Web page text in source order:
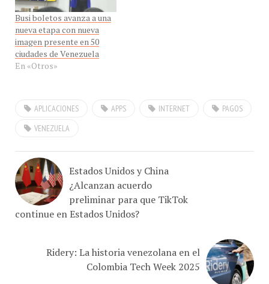
Busi boletos avanza a una
nueva etapa con nueva
imagen presente en 50
ciudades de Venezuela
En «Otros»
¿Alcanzan acuerdo
preliminar para que TikTok
continue en Estados Unidos?
Colombia Tech Week 2025